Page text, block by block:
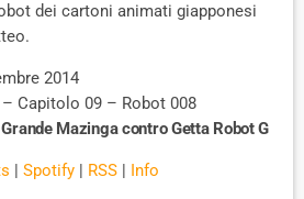
dei cartoni animati giapponesi
2014
Capitolo 09 – Robot 008
Mazinga contro Getta Robot G
| Spotify | RSS | Info